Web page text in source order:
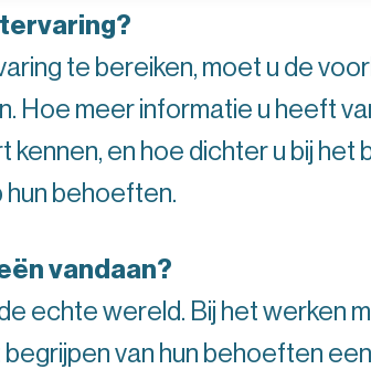
te bereiken, moet u de
Hoe meer informatie u heeft
en hoe dichter u bij het
hun behoeften.
vandaan?
echte wereld. Bij het werken
van hun behoeften